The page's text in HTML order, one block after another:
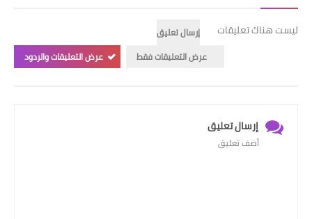
ليست هناك تعليقات
إرسال تعليق
عرض التعليقات فقط
عرض التعليقات والردود
إرسال تعليق
أضف تعليق